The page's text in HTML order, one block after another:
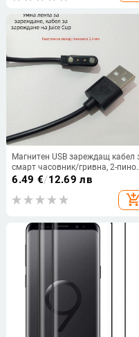
Магнитен USB зареждащ кабел
смарт часовник/гривна, 2-
разстояние 4.0 мм, съвместим с
модели China Mobile C1, Fumei
Tong, Guardian Star, CYW4, G5
6.49 €/12.69 лв
add_shopping_cart